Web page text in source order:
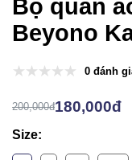
Bộ quần
Beyono
0 đánh
200,000đ180,000đ
Size: